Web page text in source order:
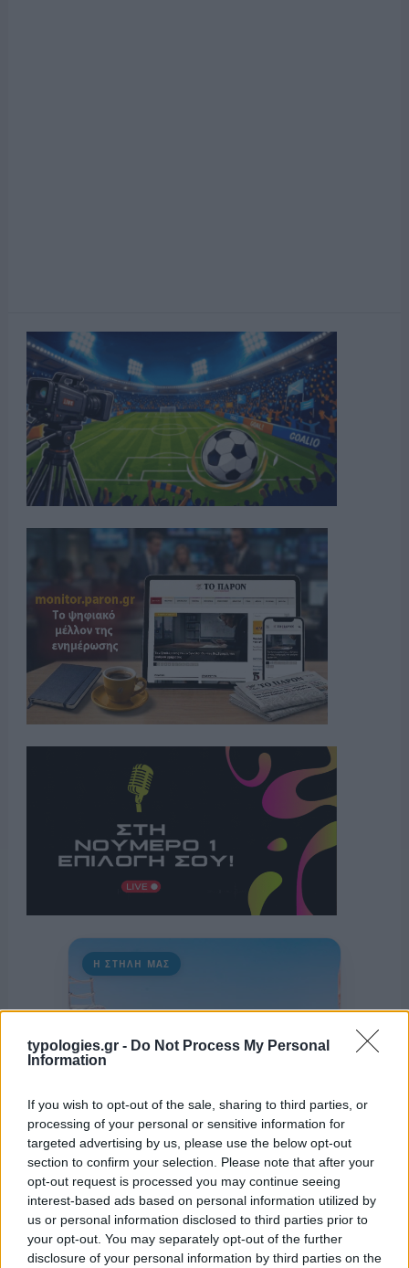
typologies.gr - Do Not Process My Personal
Information
If you wish to opt-out of the sale, sharing to third parties, or
processing of your personal or sensitive information for
targeted advertising by us, please use the below opt-out
section to confirm your selection. Please note that after your
opt-out request is processed you may continue seeing
interest-based ads based on personal information utilized by
us or personal information disclosed to third parties prior to
your opt-out. You may separately opt-out of the further
disclosure of your personal information by third parties on the
Η ΣΤΗΛΗ ΜΑΣ